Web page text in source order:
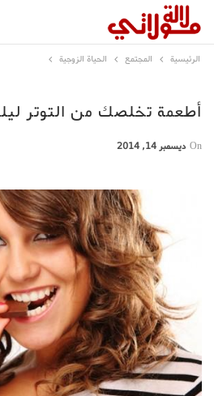
الرئيسية المجتمع الحياة الزوجية
أطعمة تخلصك من التوتر
On ديسمبر 14, 2014